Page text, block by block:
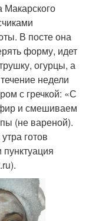
Макарского
В посте она
форму, идет
огурцы, а
недели
с гречкой: «С
и смешиваем
(не вареной).
готов